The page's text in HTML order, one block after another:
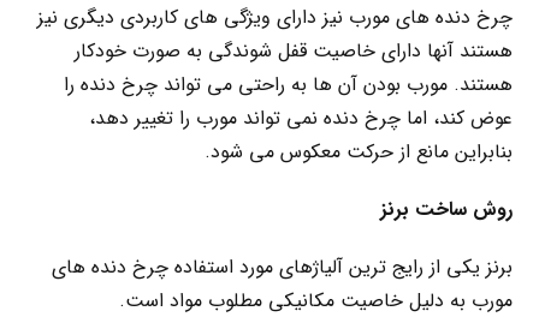
چرخ دنده های مورب نیز دارای ویژگی های کاربردی دیگری نیز
هستند آنها دارای خاصیت قفل شوندگی به صورت خودکار
هستند. مورب بودن آن ها به راحتی می تواند چرخ دنده را
عوض کند، اما چرخ دنده نمی تواند مورب را تغییر دهد،
بنابراین مانع از حرکت معکوس می شود.
روش ساخت برنز
برنز یکی از رایج ترین آلیاژهای مورد استفاده چرخ دنده های
مورب به دلیل خاصیت مکانیکی مطلوب مواد است.